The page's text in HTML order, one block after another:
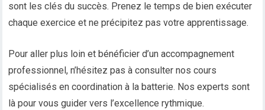
sont les clés du succès. Prenez le temps de bien exécuter
chaque exercice et ne précipitez pas votre apprentissage.
Pour aller plus loin et bénéficier d’un accompagnement
professionnel, n’hésitez pas à consulter nos cours
spécialisés en coordination à la batterie. Nos experts sont
là pour vous guider vers l’excellence rythmique.